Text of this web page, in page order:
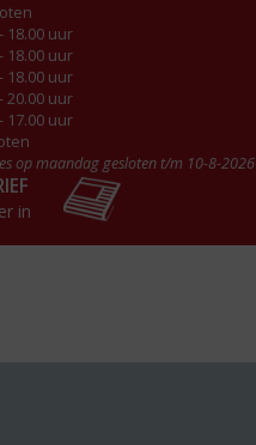
18.00 uur
18.00 uur
18.00 uur
20.00 uur
17.00 uur
op maandag gesloten t/m 10-8-2026
in